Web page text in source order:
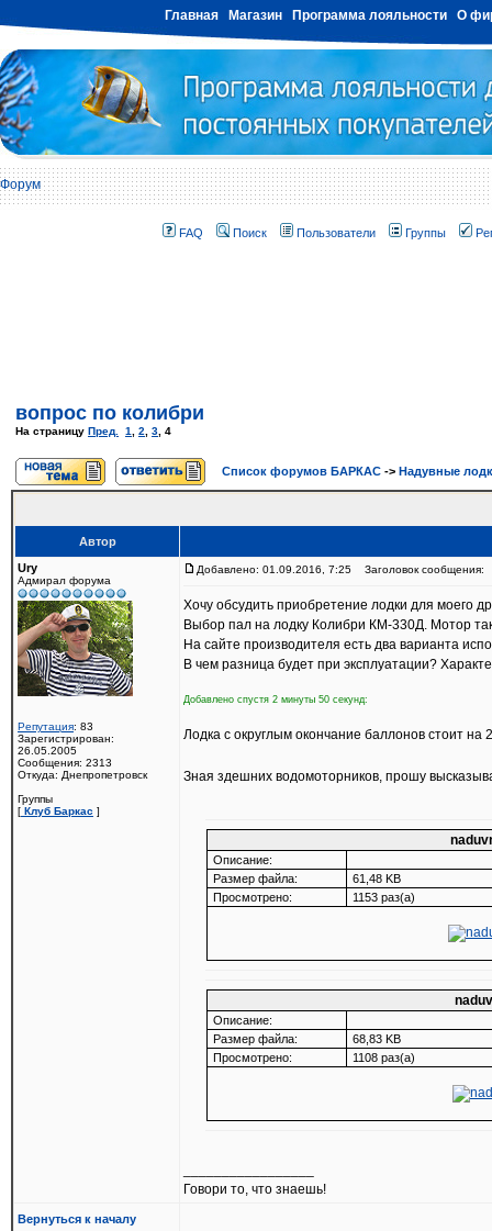
Главная Магазин Программа лояльности О
Форум
FAQ Поиск Пользователи Группы
вопрос по колибри
На страницу Пред. 1 2 3 4
Список форумов БАРКАС -> Надувные
Автор
Ury
Адмирал форума
Репутация: 83
Зарегистрирован:
26.05.2005
Сообщения: 2313
Откуда: Днепропетровск
Группы
[ Клуб Баркас ]
Добавлено: 01.09.2016, 7:25 Заголовок сообщения:
Хочу обсудить приобретение лодки для моего
Выбор пал на лодку Колибри КМ-330Д. Мотор
На сайте производителя есть два варианта
В чем разница будет при эксплуатации?
Добавлено спустя 2 минуты 50 секунд:
Лодка с округлым окончание баллонов стоит на
Зная здешних водомоторников, прошу
Описание:
Размер файла:
61,48 KB
Просмотрено:
1153 раз(а)
Описание:
Размер файла:
68,83 KB
Просмотрено:
1108 раз(а)
Говори то, что знаешь!
Вернуться к началу